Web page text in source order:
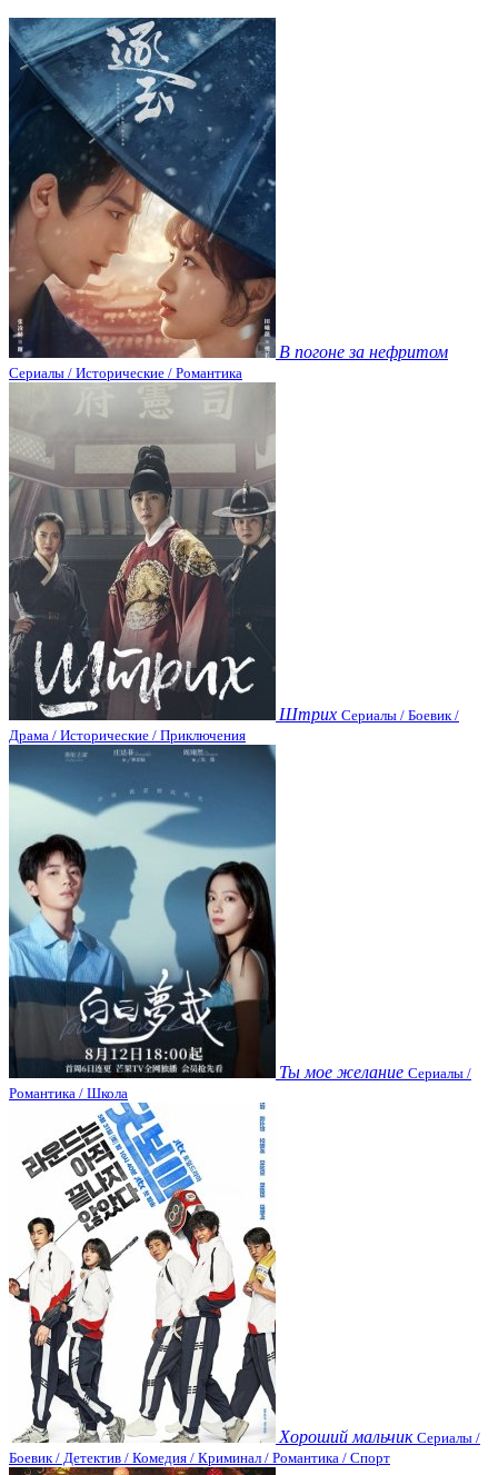
В погоне за нефритом
Сериалы / Исторические / Романтика
Штрих Сериалы / Боевик /
Драма / Исторические / Приключения
Ты мое желание Сериалы /
Романтика / Школа
Хороший мальчик Сериалы /
Боевик / Детектив / Комедия / Криминал / Романтика / Спорт